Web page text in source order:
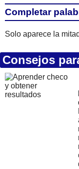
Completar
Solo aparece la
Consejos